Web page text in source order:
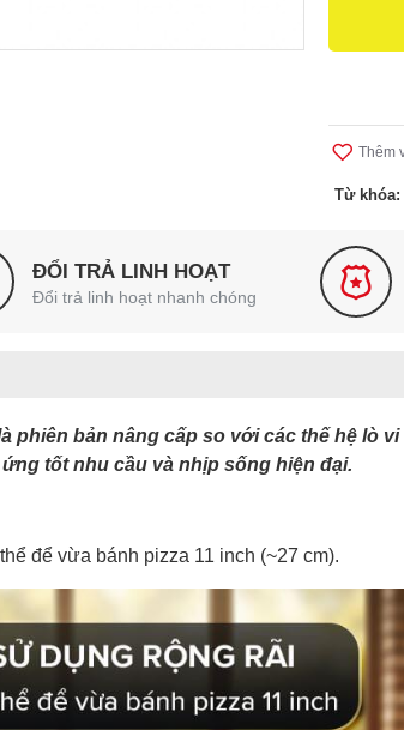
Thêm
Từ khóa:
ĐỔI TRẢ LINH HOẠT
Đổi trả linh hoạt nhanh chóng
phiên bản nâng cấp so với các thế hệ lò
tốt nhu cầu và nhịp sống hiện đại.
để vừa bánh pizza 11 inch (~27 cm).